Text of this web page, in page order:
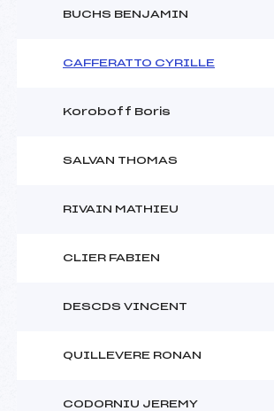
BUCHS BENJAMIN
CAFFERATTO CYRILLE
Koroboff Boris
SALVAN THOMAS
RIVAIN MATHIEU
CLIER FABIEN
DESCDS VINCENT
QUILLEVERE RONAN
CODORNIU JEREMY